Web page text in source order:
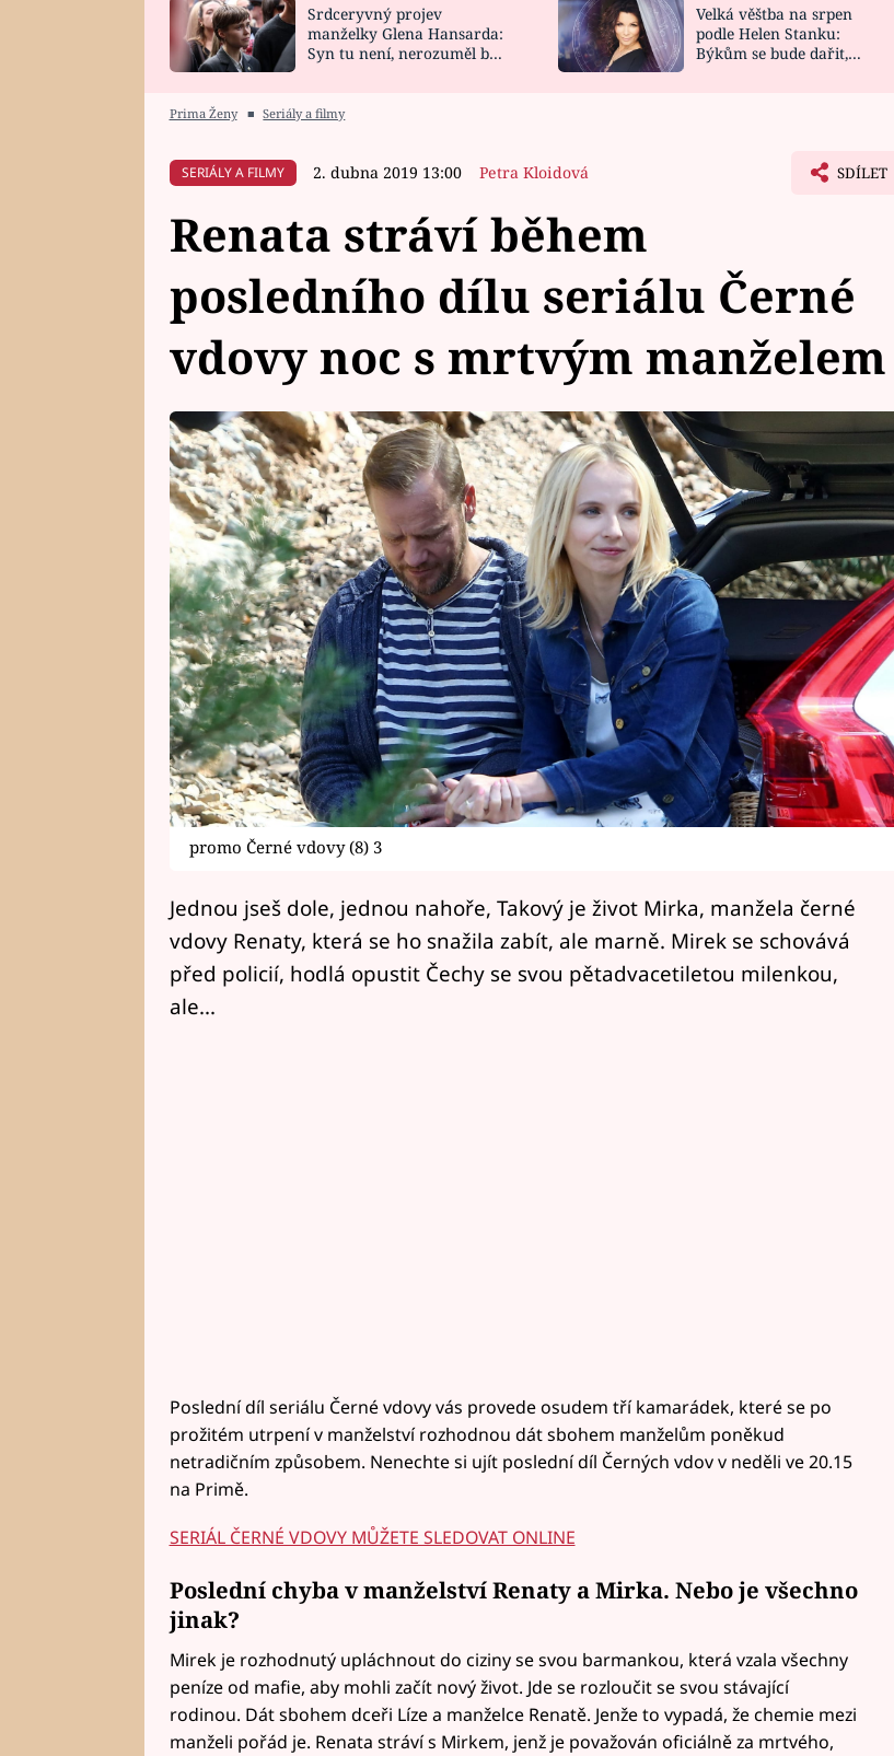
HOROSKOP NA
CELEBRITY
VAŘENÍ
NOVINKY
VIDEORECEPTY
Srdceryvný projev
manželky Glena Hansarda:
Syn tu není, nerozuměl by
Velká věštba na srpen
podle Helen Stanku:
Býkům se bude dařit,
Prima Ženy ■ Seriály a filmy
SERIÁLY A FILMY 2. dubna 2019 13:00 Petra Kloidová SDÍLET
Renata stráví během
posledního dílu seriálu Černé
vdovy noc s mrtvým manželem
promo Černé vdovy (8) 3
Jednou jseš dole, jednou nahoře, Takový je život Mirka, manžela černé
vdovy Renaty, která se ho snažila zabít, ale marně. Mirek se schovává
před policií, hodlá opustit Čechy se svou pětadvacetiletou milenkou,
ale...
Poslední díl seriálu Černé vdovy vás provede osudem tří kamarádek, které se po
prožitém utrpení v manželství rozhodnou dát sbohem manželům poněkud
netradičním způsobem. Nenechte si ujít poslední díl Černých vdov v neděli ve 20.15
na Primě.
SERIÁL ČERNÉ VDOVY MŮŽETE SLEDOVAT ONLINE
Poslední chyba v manželství Renaty a Mirka. Nebo je všechno
jinak?
Mirek je rozhodnutý upláchnout do ciziny se svou barmankou, která vzala všechny
peníze od mafie, aby mohli začít nový život. Jde se rozloučit se svou stávající
rodinou. Dát sbohem dceři Líze a manželce Renatě. Jenže to vypadá, že chemie mezi
manželi pořád je. Renata stráví s Mirkem, jenž je považován oficiálně za mrtvého,